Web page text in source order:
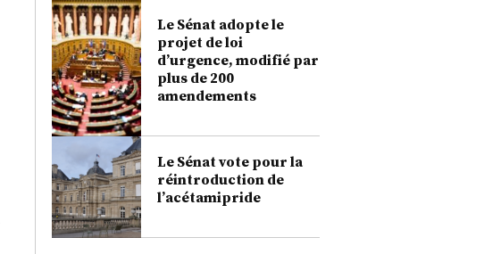
Le Sénat adopte le
projet de loi
d’urgence, modifié par
plus de 200
amendements
Le Sénat vote pour la
réintroduction de
l’acétamipride